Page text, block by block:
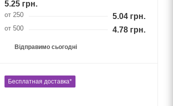
5.25грн.
от 250 5.04грн.
от 500 4.78грн.
Відправимо сьогодні
Бесплатная доставка*